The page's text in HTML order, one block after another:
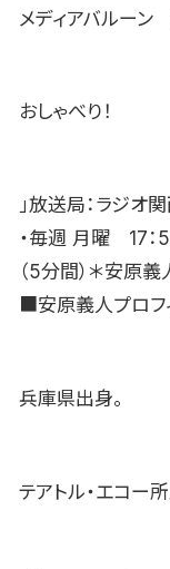
メディアバルーン
おしゃべり！
」放送局：ラジオ
・毎週 月曜 17：
（5分間）＊安原
■安原義人プロフ
兵庫県出身。
テアトル・エコー所